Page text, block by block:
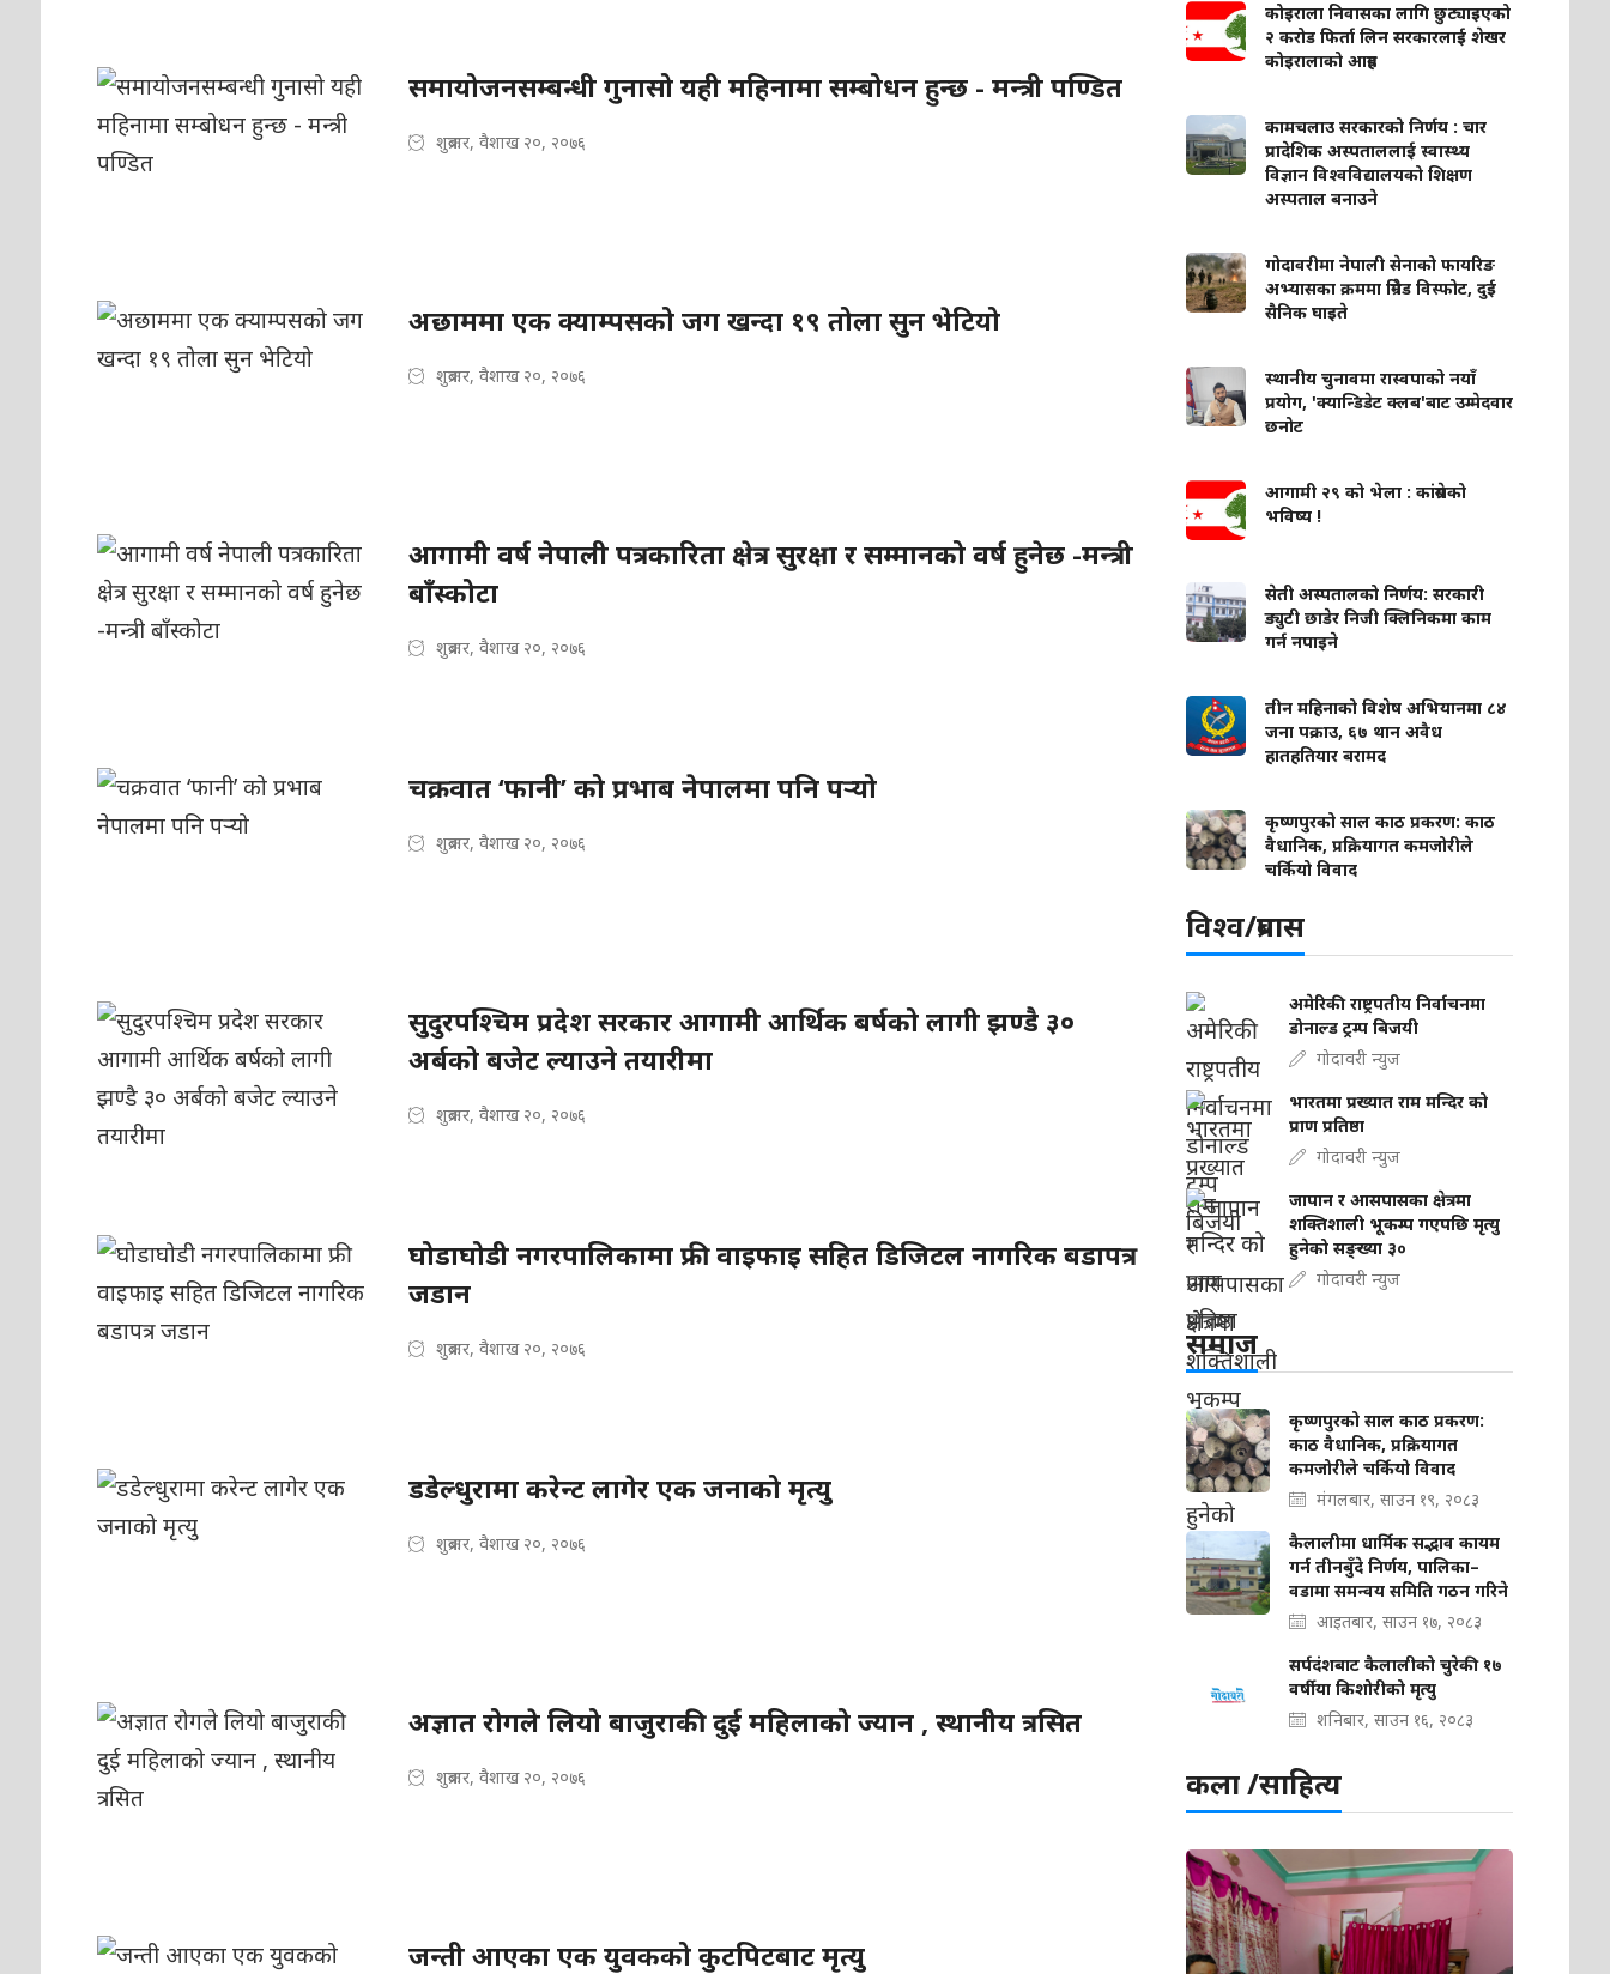
समायोजनसम्बन्धी गुनासो यही महिनामा सम्बोधन हुन्छ - मन्त्री पण्डित
शुक्रबार, वैशाख २०, २०७६
अछाममा एक क्याम्पसको जग खन्दा १९ तोला सुन भेटियो
शुक्रबार, वैशाख २०, २०७६
आगामी वर्ष नेपाली पत्रकारिता क्षेत्र सुरक्षा र सम्मानको वर्ष हुनेछ -मन्त्री
बाँस्कोटा
शुक्रबार, वैशाख २०, २०७६
चक्रवात ‘फानी’ को प्रभाब नेपालमा पनि पर्‍यो
शुक्रबार, वैशाख २०, २०७६
सुदुरपश्चिम प्रदेश सरकार आगामी आर्थिक बर्षको लागी झण्डै ३०
अर्बको बजेट ल्याउने तयारीमा
शुक्रबार, वैशाख २०, २०७६
घोडाघोडी नगरपालिकामा फ्री वाइफाइ सहित डिजिटल नागरिक बडापत्र
जडान
शुक्रबार, वैशाख २०, २०७६
डडेल्धुरामा करेन्ट लागेर एक जनाको मृत्यु
शुक्रबार, वैशाख २०, २०७६
अज्ञात रोगले लियो बाजुराकी दुई महिलाको ज्यान , स्थानीय त्रसित
शुक्रबार, वैशाख २०, २०७६
जन्ती आएका एक युवकको कुटपिटबाट मृत्यु
कोइराला निवासका लागि छुट्याइएको
२ करोड फिर्ता लिन सरकारलाई शेखर
कोइरालाको आग्रह
कामचलाउ सरकारको निर्णय : चार
प्रादेशिक अस्पताललाई स्वास्थ्य
विज्ञान विश्वविद्यालयको शिक्षण
अस्पताल बनाउने
गोदावरीमा नेपाली सेनाको फायरिङ
अभ्यासका क्रममा ग्रिनेड विस्फोट, दुई
सैनिक घाइते
स्थानीय चुनावमा रास्वपाको नयाँ
प्रयोग, 'क्यान्डिडेट क्लब'बाट उम्मेदवार
छनोट
आगामी २९ को भेला : कांग्रेसको
भविष्य !
सेती अस्पतालको निर्णय: सरकारी
ड्युटी छाडेर निजी क्लिनिकमा काम
गर्न नपाइने
तीन महिनाको विशेष अभियानमा ८४
जना पक्राउ, ६७ थान अवैध
हातहतियार बरामद
कृष्णपुरको साल काठ प्रकरण: काठ
वैधानिक, प्रक्रियागत कमजोरीले
चर्कियो विवाद
विश्व/प्रबास
अमेरिकी राष्ट्रपतीय निर्वाचनमा
डोनाल्ड ट्रम्प बिजयी
गोदावरी न्युज
भारतमा प्रख्यात राम मन्दिर को
प्राण प्रतिष्ठा
गोदावरी न्युज
जापान र आसपासका क्षेत्रमा
शक्तिशाली भूकम्प गएपछि मृत्यु
हुनेको सङ्ख्या ३०
गोदावरी न्युज
समाज
कृष्णपुरको साल काठ प्रकरण:
काठ वैधानिक, प्रक्रियागत
कमजोरीले चर्कियो विवाद
मंगलबार, साउन १९, २०८३
कैलालीमा धार्मिक सद्भाव कायम
गर्न तीनबुँदे निर्णय, पालिका–
वडामा समन्वय समिति गठन गरिने
आइतबार, साउन १७, २०८३
सर्पदंशबाट कैलालीको चुरेकी १७
वर्षीया किशोरीको मृत्यु
शनिबार, साउन १६, २०८३
कला /साहित्य